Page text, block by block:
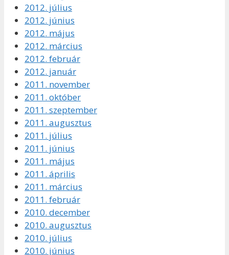
2012. július
2012. június
2012. május
2012. március
2012. február
2012. január
2011. november
2011. október
2011. szeptember
2011. augusztus
2011. július
2011. június
2011. május
2011. április
2011. március
2011. február
2010. december
2010. augusztus
2010. július
2010. június